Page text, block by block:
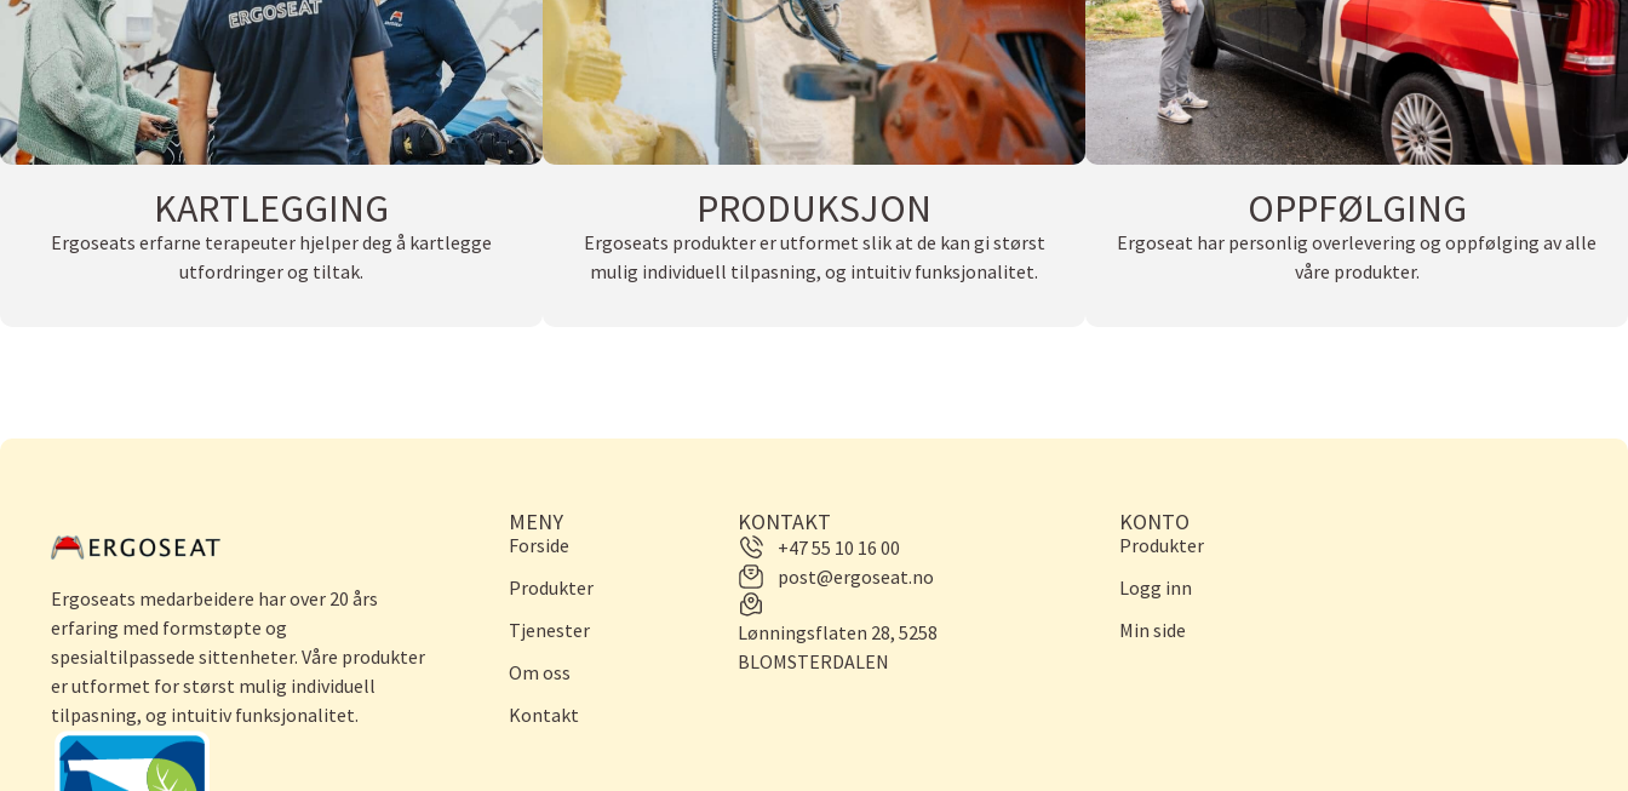
KARTLEGGING
Ergoseats erfarne terapeuter hjelper deg å kartlegge
utfordringer og tiltak.
PRODUKSJON
Ergoseats produkter er utformet slik at de kan gi størst
mulig individuell tilpasning, og intuitiv funksjonalitet.
OPPFØLGING
Ergoseat har personlig overlevering og oppfølging av alle
våre produkter.
Ergoseats medarbeidere har over 20 års
erfaring med formstøpte og
spesialtilpassede sittenheter. Våre produkter
er utformet for størst mulig individuell
tilpasning, og intuitiv funksjonalitet.
MENY
Forside
Produkter
Tjenester
Om oss
Kontakt
KONTAKT
+47 55 10 16 00
post@ergoseat.no
Lønningsflaten 28, 5258
BLOMSTERDALEN
KONTO
Produkter
Logg inn
Min side